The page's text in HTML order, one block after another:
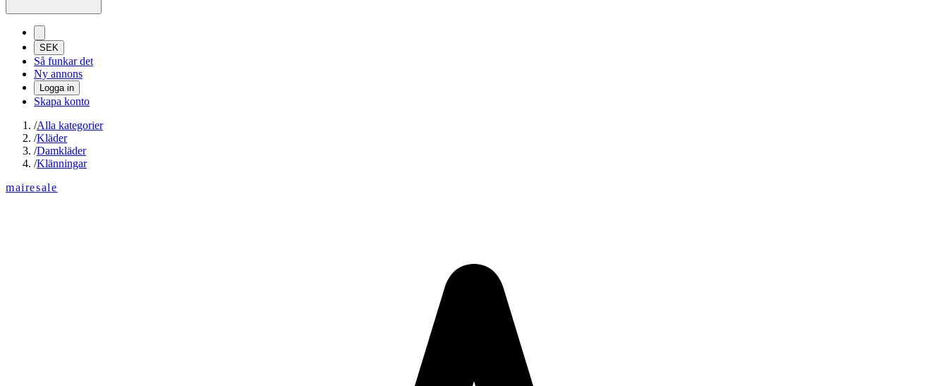
SEK
Så funkar det
Ny annons
Logga in
Skapa konto
/Alla kategorier
/Kläder
/Damkläder
/Klänningar
mairesale